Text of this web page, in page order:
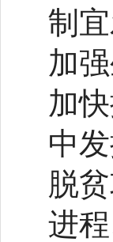
制
加
加
中
脱
进